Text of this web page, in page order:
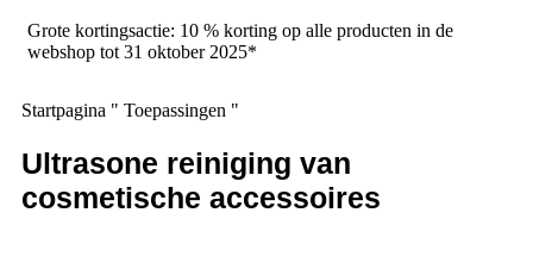
Grote kortingsactie: 10 % korting op alle producten in de
webshop tot 31 oktober 2025*
Startpagina " Toepassingen "
Ultrasone reiniging van
cosmetische accessoires